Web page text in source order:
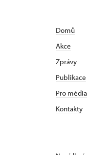
Domů
Akce
Zprávy
Publikace
Pro média
Kontakty